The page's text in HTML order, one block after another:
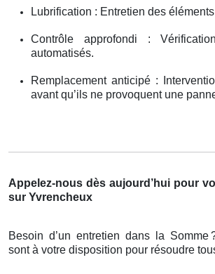
Lubrification : Entretien des
Contrôle approfondi :
automatisés.
Remplacement anticipé :
avant qu’ils ne provoquent une
Appelez-nous dès aujourd’hui pour
sur Yvrencheux
Besoin d’un entretien dans la Somme
sontà votre disposition pour résoudre